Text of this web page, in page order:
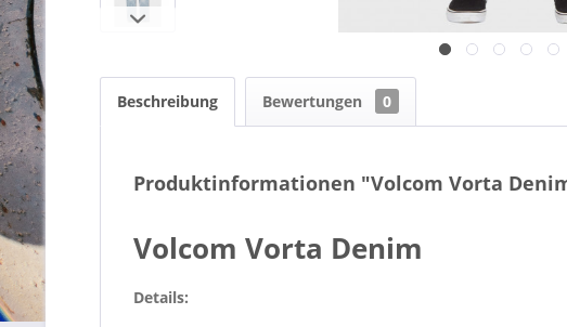
Beschreibung Bewertungen 0
Produktinformationen "Volcom Vorta
Volcom Vorta Denim
Details: